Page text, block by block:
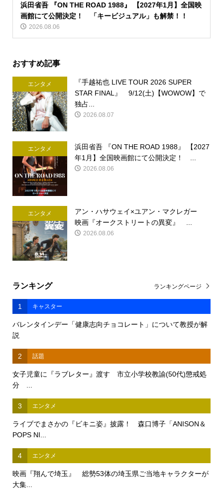
浜田省吾 『ON THE ROAD 1988』 【2027年1月】全国映
画館にて公開決定！ 「キービジュアル」も解禁！！
2026.08.06
おすすめ記事
エンタメ
『手越祐也 LIVE TOUR 2026 SUPER
STAR FINAL』 9/12(土)【WOWOW】で
独占...
2026.08.07
エンタメ
浜田省吾 『ON THE ROAD 1988』 【2027
年1月】全国映画館にて公開決定！ ...
2026.08.06
エンタメ
アン・ハサウェイ×ユアン・マクレガー
映画『オークストリートの異変』 ...
2026.08.06
ランキング
1 キャスター
バレンタインデー「健康志向チョコレート」について教授が解
説
2 話題
女子児童に『ラブレター』渡す 市立小学校教諭(50代)懲戒処
分 ...
3 エンタメ
ライブでまさかの『ビキニ姿』披露！ 森口博子「ANISON＆
POPS NI...
4 エンタメ
映画『翔んで埼玉』 総勢53体の埼玉県ご当地キャラクターが
大集...
ランキングページ